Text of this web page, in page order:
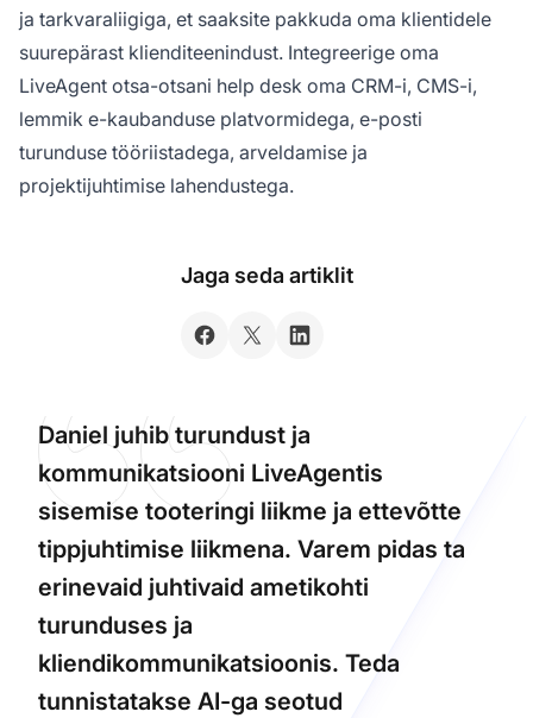
ja tarkvaraliigiga, et saaksite pakkuda oma klientidele
suurepärast klienditeenindust. Integreerige oma
LiveAgent otsa-otsani help desk oma CRM-i, CMS-i,
lemmik e-kaubanduse platvormidega, e-posti
turunduse tööriistadega, arveldamise ja
projektijuhtimise lahendustega.
Jaga seda artiklit
Daniel juhib turundust ja
kommunikatsiooni LiveAgentis
sisemise tooteringi liikme ja ettevõtte
tippjuhtimise liikmena. Varem pidas ta
erinevaid juhtivaid ametikohti
turunduses ja
kliendikommunikatsioonis. Teda
tunnistatakse AI-ga seotud